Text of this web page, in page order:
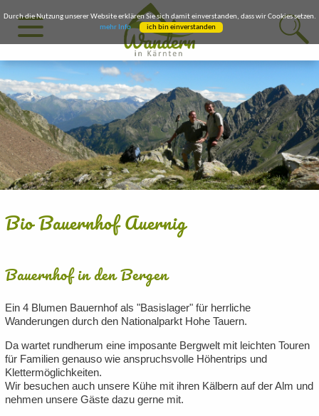
Durch die Nutzung unserer Website erklären Sie sich damit einverstanden, dass wir Cookies setzen.
mehr Info
ich bin einverstanden
Bio Bauernhof Auernig
Bauernhof in den Bergen
Ein 4 Blumen Bauernhof als "Basislager" für herrliche
Wanderungen durch den Nationalparkt Hohe Tauern.
Da wartet rundherum eine imposante Bergwelt mit leichten Touren
für Familien genauso wie anspruchsvolle Höhentrips und
Klettermöglichkeiten.
Wir besuchen auch unsere Kühe mit ihren Kälbern auf der Alm und
nehmen unsere Gäste dazu gerne mit.